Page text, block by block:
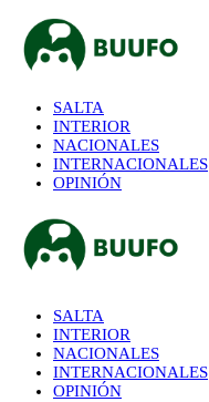
SALTA
INTERIOR
NACIONALES
INTERNACIONALES
OPINIÓN
SALTA
INTERIOR
NACIONALES
INTERNACIONALES
OPINIÓN